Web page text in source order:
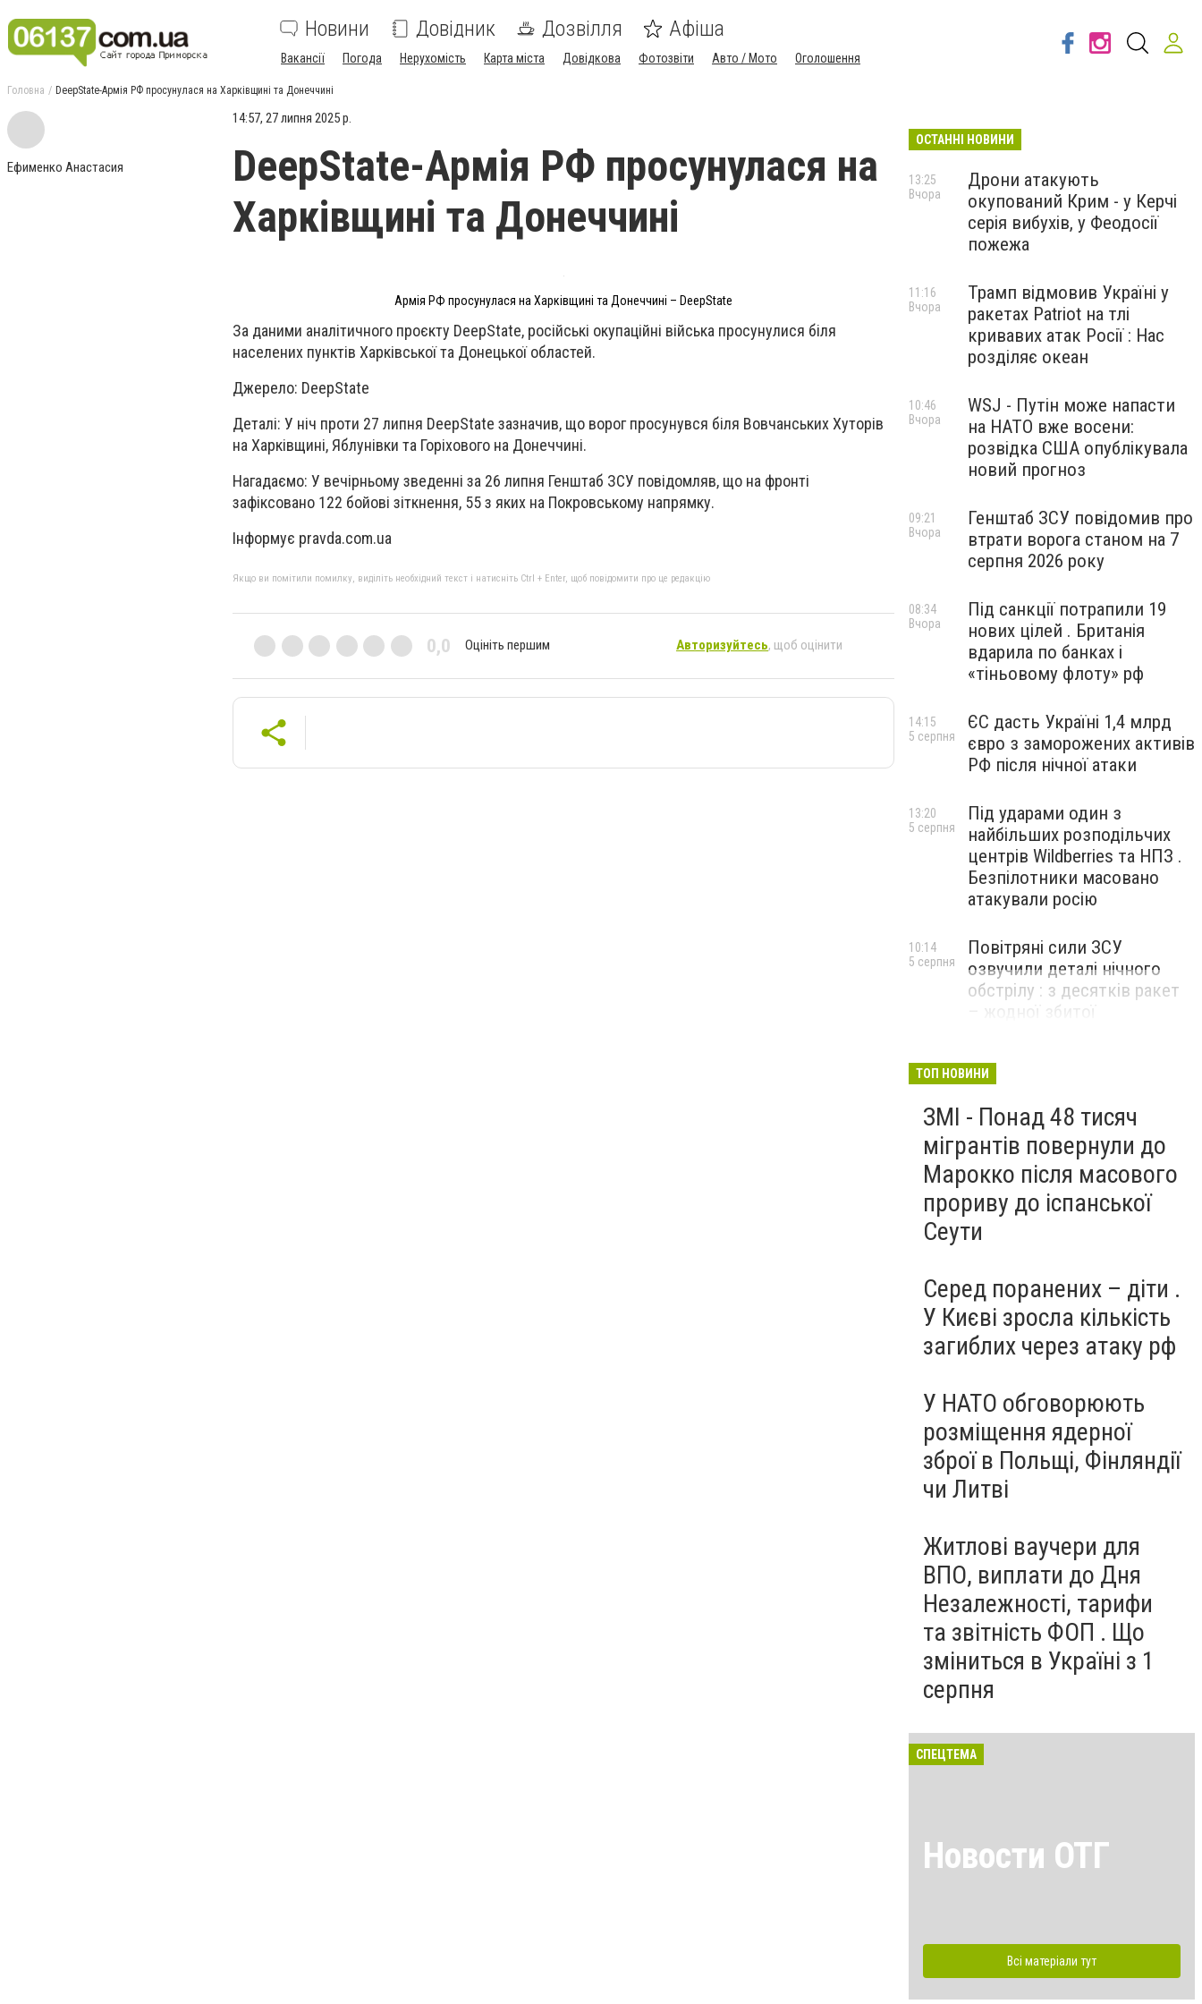
Новини Довідник Дозвілля Афіша
Вакансії Погода Нерухомість Карта міста Довідкова Фотозвіти Авто / Мото Оголошення
Головна DeepState-Армія РФ просунулася на Харківщині та Донеччині
Ефименко Анастасия
14:57, 27 липня 2025 р.
DeepState-Армія РФ просунулася на
Харківщині та Донеччині
Армія РФ просунулася на Харківщині та Донеччині – DeepState
За даними аналітичного проєкту DeepState, російські окупаційні війська просунулися біля
населених пунктів Харківської та Донецької областей.
Джерело: DeepState
Деталі: У ніч проти 27 липня DeepState зазначив, що ворог просунувся біля Вовчанських Хуторів
на Харківщині, Яблунівки та Горіхового на Донеччині.
Нагадаємо: У вечірньому зведенні за 26 липня Генштаб ЗСУ повідомляв, що на фронті
зафіксовано 122 бойові зіткнення, 55 з яких на Покровському напрямку.
Інформує pravda.com.ua
Якщо ви помітили помилку, виділіть необхідний текст і натисніть Ctrl + Enter, щоб повідомити про це редакцію
0,0 Оцініть першим Авторизуйтесь, щоб оцінити
ОСТАННІ НОВИНИ
Дрони атакують
окупований Крим - у Керчі
серія вибухів, у Феодосії
пожежа
13:25
Вчора
Трамп відмовив Україні у
ракетах Patriot на тлі
кривавих атак Росії : Нас
розділяє океан
11:16
Вчора
WSJ - Путін може напасти
на НАТО вже восени:
розвідка США опублікувала
новий прогноз
10:46
Вчора
Генштаб ЗСУ повідомив про
втрати ворога станом на 7
серпня 2026 року
09:21
Вчора
Під санкції потрапили 19
нових цілей . Британія
вдарила по банках і
«тіньовому флоту» рф
08:34
Вчора
ЄС дасть Україні 1,4 млрд
євро з заморожених активів
РФ після нічної атаки
14:15
5 серпня
Під ударами один з
найбільших розподільчих
центрів Wildberries та НПЗ .
Безпілотники масовано
атакували росію
13:20
5 серпня
Повітряні сили ЗСУ
озвучили деталі нічного
обстрілу : з десятків ракет
– жодної збитої
10:14
5 серпня
ТОП НОВИНИ
ЗМІ - Понад 48 тисяч
мігрантів повернули до
Марокко після масового
прориву до іспанської
Сеути
Серед поранених – діти .
У Києві зросла кількість
загиблих через атаку рф
У НАТО обговорюють
розміщення ядерної
зброї в Польщі, Фінляндії
чи Литві
Житлові ваучери для
ВПО, виплати до Дня
Незалежності, тарифи
та звітність ФОП . Що
зміниться в Україні з 1
серпня
СПЕЦТЕМА
Новости ОТГ
Всі матеріали тут